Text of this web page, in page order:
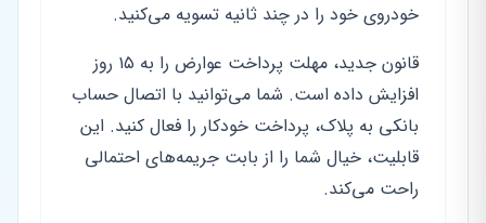
خودروی خود را در چند ثانیه تسویه می‌کنید.
قانون جدید، مهلت پرداخت عوارض را به ۱۵ روز
افزایش داده است. شما می‌توانید با اتصال حساب
بانکی به پلاک، پرداخت خودکار را فعال کنید. این
قابلیت، خیال شما را از بابت جریمه‌های احتمالی
راحت می‌کند.